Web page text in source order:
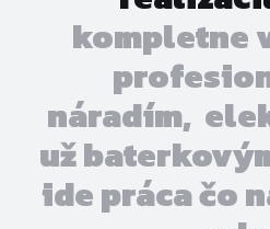
kompletne
náradím,
už
ide práca čo